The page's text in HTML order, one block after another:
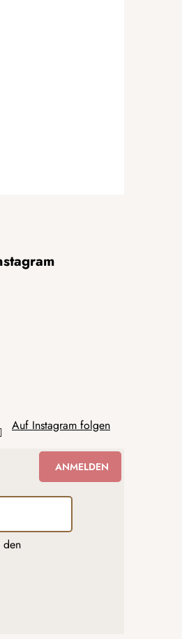
Auf Instagram folgen
den
ANMELDEN